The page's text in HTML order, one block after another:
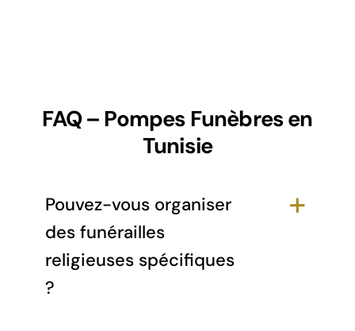
FAQ – Pompes Funèbres en
Tunisie
Pouvez-vous organiser
des funérailles
religieuses spécifiques
?